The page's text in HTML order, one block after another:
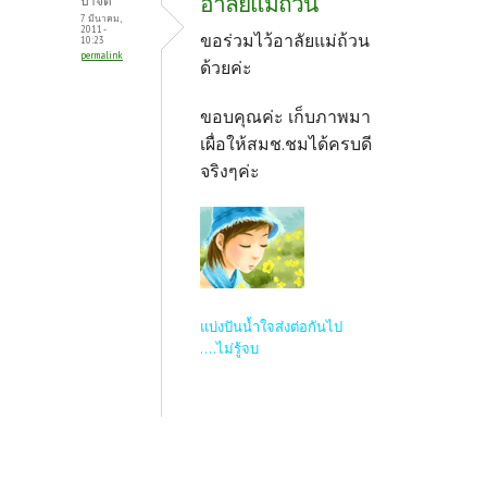
7 มีนาคม,
2011 -
10:23
permalink
ขอร่วมไว้อาลัยแม่ถ้วน
ด้วยค่ะ
ขอบคุณค่ะ เก็บภาพมา
เผื่อให้สมช.ชมได้ครบดี
จริงๆค่ะ
แบ่งปันน้ำใจส่งต่อกันไป
....ไม่รู้จบ